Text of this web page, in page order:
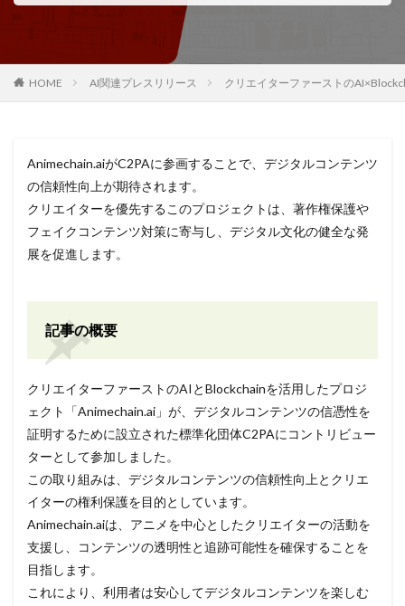
HOME AI関連プレスリリース クリエイターファーストの
Animechain.aiがC2PAに参画することで、デジタルコンテンツ
の信頼性向上が期待されます。
クリエイターを優先するこのプロジェクトは、著作権保護や
フェイクコンテンツ対策に寄与し、デジタル文化の健全な発
展を促進します。
記事の概要
クリエイターファーストのAIとBlockchainを活用したプロジ
ェクト「Animechain.ai」が、デジタルコンテンツの信憑性を
証明するために設立された標準化団体C2PAにコントリビュー
ターとして参加しました。
この取り組みは、デジタルコンテンツの信頼性向上とクリエ
イターの権利保護を目的としています。
Animechain.aiは、アニメを中心としたクリエイターの活動を
支援し、コンテンツの透明性と追跡可能性を確保することを
目指します。
これにより、利用者は安心してデジタルコンテンツを楽しむ